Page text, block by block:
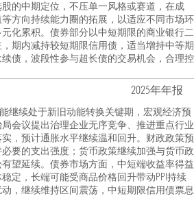
的中期定位，不压单一风格或赛道，在成
方向持续能力圈的拓展，以适应不同市场环
化累积。债券部分以中短期限的商业银行二
期内减持较短期限信用债，适当增持中等期
债，波段性参与超长债的交易机会，合理控
2025年年报
继续处于新旧动能转换关键期，宏观经济预
会议提出治理企业无序竞争、推进重点行业
，预计通胀水平继续温和回升。财政政策预
要的支出强度；货币政策继续加强与货币政
望延续。债券市场方面，中短端收益率得益
定，长端可能受商品价格回升带动PPI持续
，继续维持区间震荡，中短期限信用债票息